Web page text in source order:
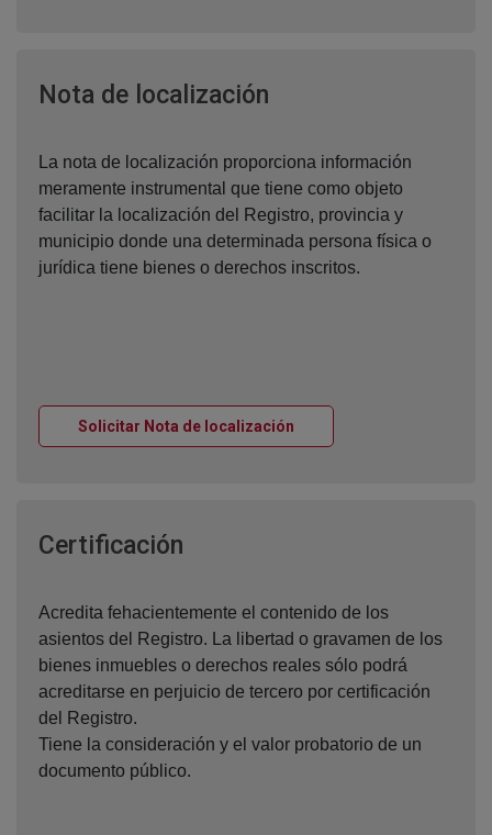
Nota de localización
La nota de localización proporciona información
meramente instrumental que tiene como objeto
facilitar la localización del Registro, provincia y
municipio donde una determinada persona física o
jurídica tiene bienes o derechos inscritos.
Solicitar Nota de localización
Certificación
Acredita fehacientemente el contenido de los
asientos del Registro. La libertad o gravamen de los
bienes inmuebles o derechos reales sólo podrá
acreditarse en perjuicio de tercero por certificación
del Registro.
Tiene la consideración y el valor probatorio de un
documento público.